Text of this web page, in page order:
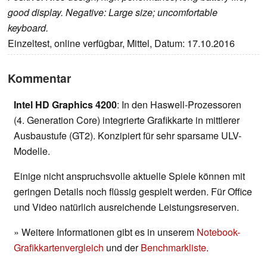
good display. Negative: Large size; uncomfortable
keyboard.
Einzeltest, online verfügbar, Mittel, Datum: 17.10.2016
Kommentar
Intel HD Graphics 4200: In den Haswell-Prozessoren
(4. Generation Core) integrierte Grafikkarte in mittlerer
Ausbaustufe (GT2). Konzipiert für sehr sparsame ULV-
Modelle.
Einige nicht anspruchsvolle aktuelle Spiele können mit
geringen Details noch flüssig gespielt werden. Für Office
und Video natürlich ausreichende Leistungsreserven.
» Weitere Informationen gibt es in unserem Notebook-
Grafikkartenvergleich und derBenchmarkliste.